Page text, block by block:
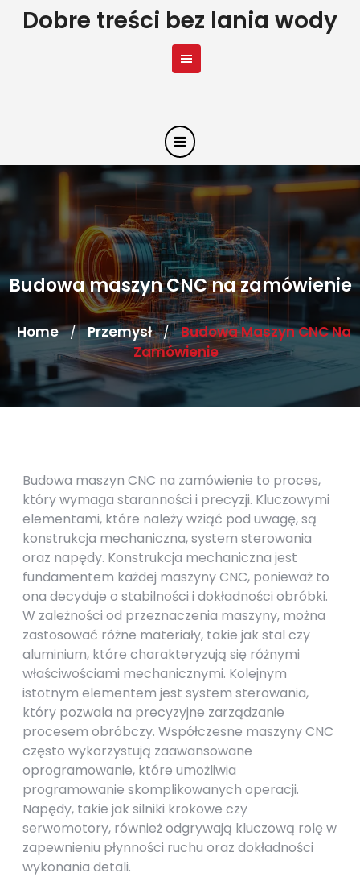
SkipDobre treści bez lania wody
Budowa maszyn CNC na zamówienie
Home / Przemysł / Budowa Maszyn CNC Na
Zamówienie
Budowa maszyn CNC na zamówienie to proces,
który wymaga staranności i precyzji. Kluczowymi
elementami, które należy wziąć pod uwagę, są
konstrukcja mechaniczna, system sterowania
oraz napędy. Konstrukcja mechaniczna jest
fundamentem każdej maszyny CNC, ponieważ to
ona decyduje o stabilności i dokładności obróbki.
W zależności od przeznaczenia maszyny, można
zastosować różne materiały, takie jak stal czy
aluminium, które charakteryzują się różnymi
właściwościami mechanicznymi. Kolejnym
istotnym elementem jest system sterowania,
który pozwala na precyzyjne zarządzanie
procesem obróbczy. Współczesne maszyny CNC
często wykorzystują zaawansowane
oprogramowanie, które umożliwia
programowanie skomplikowanych operacji.
Napędy, takie jak silniki krokowe czy
serwomotory, również odgrywają kluczową rolę w
zapewnieniu płynności ruchu oraz dokładności
wykonania detali.